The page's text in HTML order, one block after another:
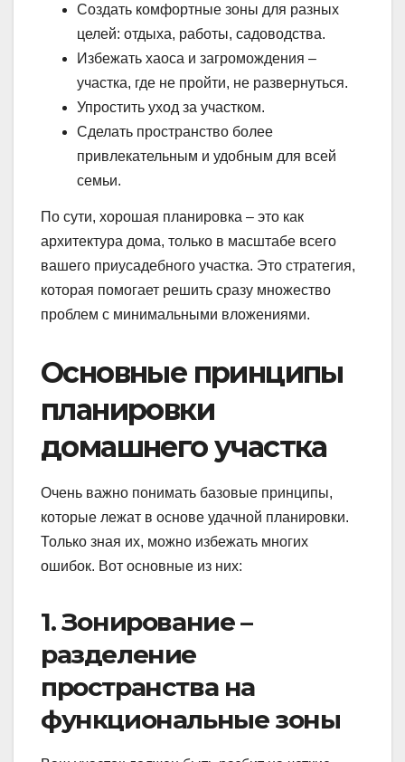
Создать комфортные зоны для разных
целей: отдыха, работы, садоводства.
Избежать хаоса и загромождения –
участка, где не пройти, не развернуться.
Упростить уход за участком.
Сделать пространство более
привлекательным и удобным для всей
семьи.
По сути, хорошая планировка – это как
архитектура дома, только в масштабе всего
вашего приусадебного участка. Это стратегия,
которая помогает решить сразу множество
проблем с минимальными вложениями.
Основные принципы
планировки
домашнего участка
Очень важно понимать базовые принципы,
которые лежат в основе удачной планировки.
Только зная их, можно избежать многих
ошибок. Вот основные из них:
1. Зонирование –
разделение
пространства на
функциональные зоны